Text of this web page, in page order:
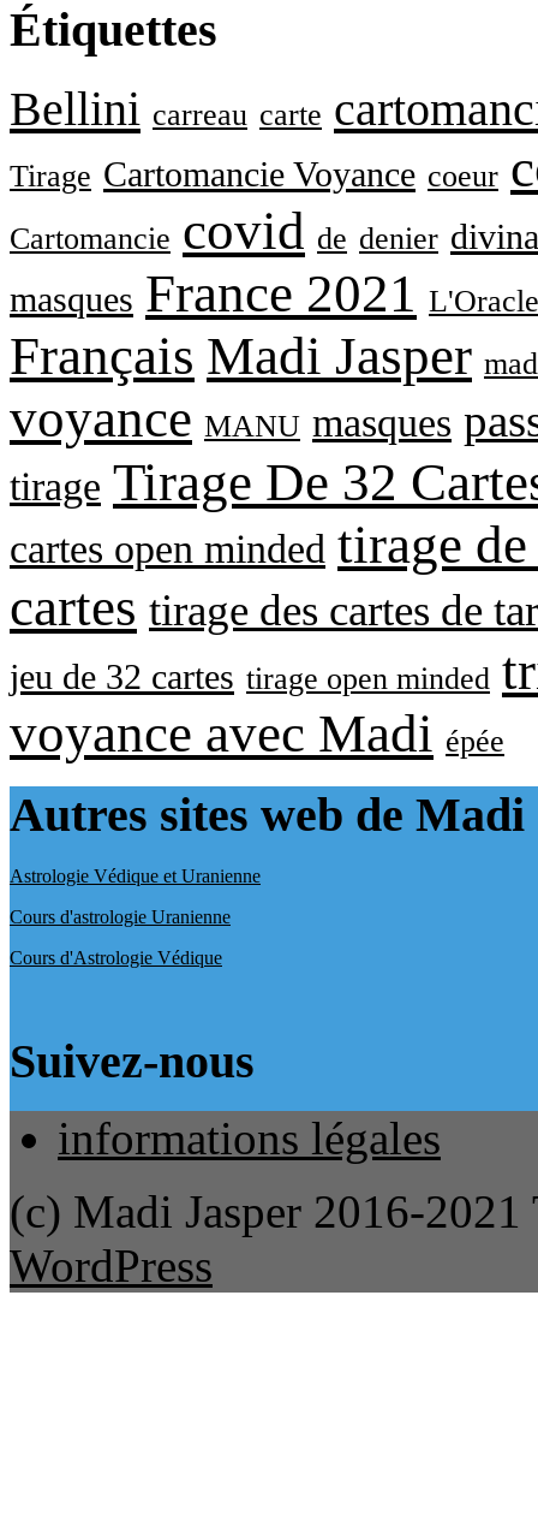
Étiquettes
Bellini carreau carte
Tirage Cartomancie Voyance coeur
Cartomancie covid de denier
masques France 2021
Français Madi Jasper
voyance MANU masques
tirage Tirage De 32
cartes open minded tirage
cartes tirage des cartes de
jeu de 32 cartes tirage open minded
voyance avec Madi épée
Autres sites web de Madi
Astrologie Védique et Uranienne
Cours d'astrologie Uranienne
Cours d'Astrologie Védique
Suivez-nous
informations légales
(c) Madi Jasper 2016-
WordPress